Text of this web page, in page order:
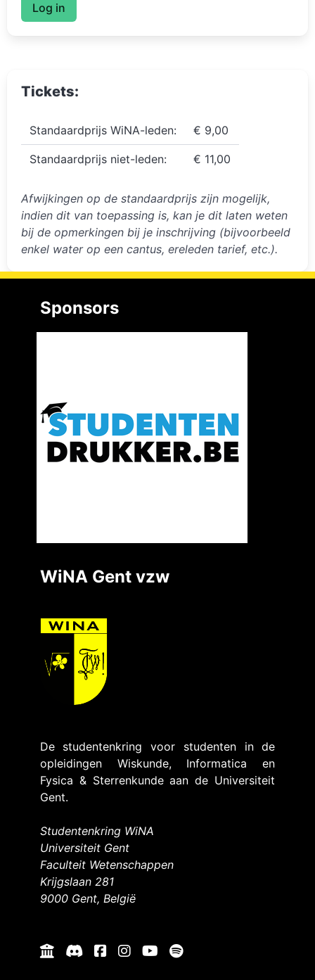
Log in
Tickets:
Standaardprijs WiNA-leden: € 9,00
Standaardprijs niet-leden: € 11,00
Afwijkingen op de standaardprijs zijn mogelijk,
indien dit van toepassing is, kan je dit laten weten
bij de opmerkingen bij je inschrijving (bijvoorbeeld
enkel water op een cantus, ereleden tarief, etc.).
Sponsors
WiNA Gent vzw
De studentenkring voor studenten in de
opleidingen Wiskunde, Informatica en
Fysica & Sterrenkunde aan de Universiteit
Gent.
Studentenkring WiNA
Universiteit Gent
Faculteit Wetenschappen
Krijgslaan 281
9000 Gent, België